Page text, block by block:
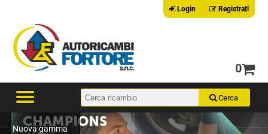
Login Registrati
0
Nuova gamma